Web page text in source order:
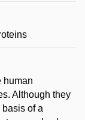
human
Although they
of a